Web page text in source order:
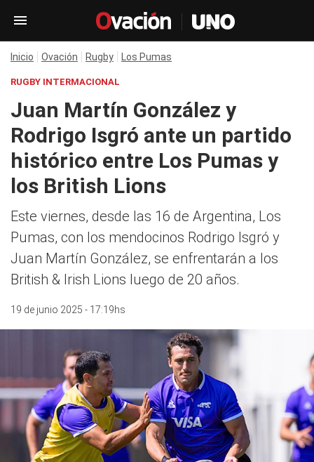
Inicio Ovación Rugby Los Pumas
RUGBY INTERMACIONAL
Juan Martín González y
Rodrigo Isgró ante un partido
histórico entre Los Pumas y
los British Lions
Este viernes, desde las 16 de Argentina, Los
Pumas, con los mendocinos Rodrigo Isgró y
Juan Martín González, se enfrentarán a los
British & Irish Lions luego de 20 años.
19 de junio 2025 - 17:19hs